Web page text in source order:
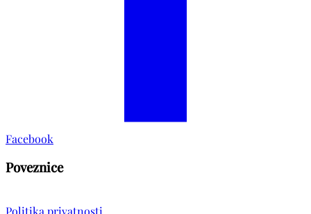
Facebook
Poveznice
Politika privatnosti